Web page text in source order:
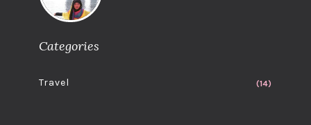
Categories
Travel (14)